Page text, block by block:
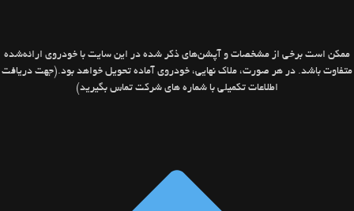
ممکن است برخی از مشخصات و آپشن‌های ذکر شده در این سایت با خودروی ارائه‌شده
متفاوت باشد. در هر صورت، ملاک نهایی، خودروی آماده‌ تحویل خواهد بود.(جهت دریافت
اطلاعات تکمیلی با شماره های شرکت تماس بگیرید)